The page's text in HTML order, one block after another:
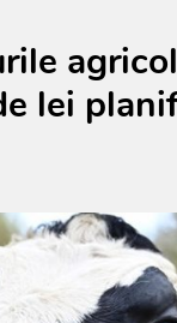
lei